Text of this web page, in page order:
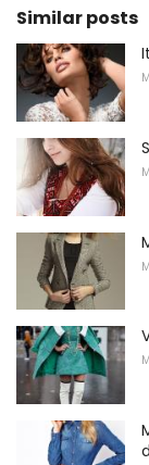
Similar posts